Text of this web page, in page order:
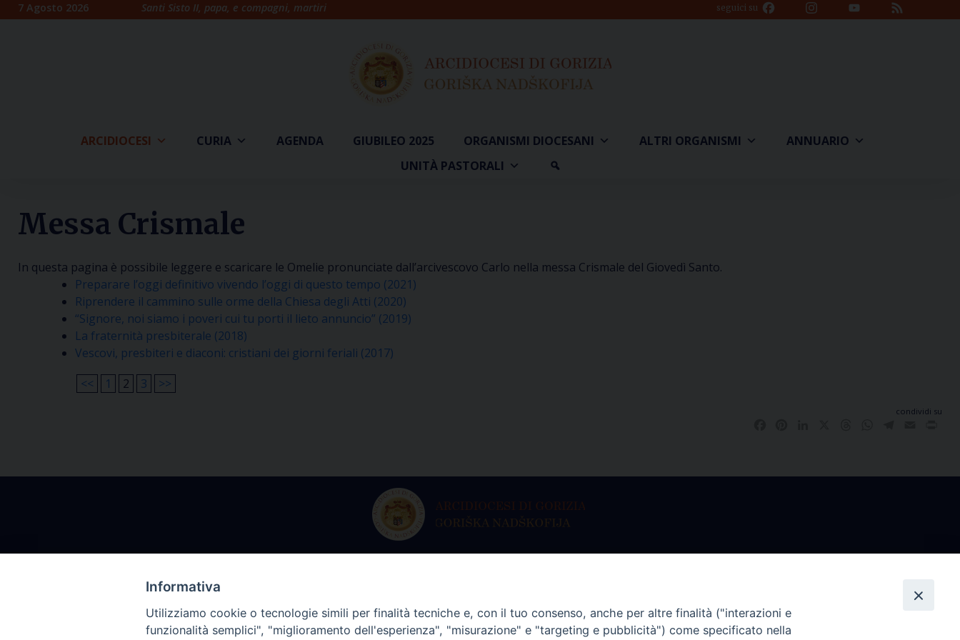
Skip7 Agosto 2026 Santi Sisto II, papa, e compagni, martiri seguici su Facebook InstagramYouTube
Channel
ARCIDIOCESI CURIA AGENDA GIUBILEO 2025 ORGANISMI DIOCESANI ALTRI ORGANISMI
ANNUARIO
UNITÀ PASTORALI
Messa Crismale
In questa pagina è possibile leggere e scaricare le Omelie pronunciate dall’arcivescovo Carlo nella messa Crismale del Giovedì Santo.
Preparare l’oggi definitivo vivendo l’oggi di questo tempo (2021)
Riprendere il cammino sulle orme della Chiesa degli Atti (2020)
“Signore, noi siamo i poveri cui tu porti il lieto annuncio” (2019)
La fraternità presbiterale (2018)
Vescovi, presbiteri e diaconi: cristiani dei giorni feriali (2017)
<<
1 2 3 >>
condividi su
Arcidiocesi Gorizia
Via Arcivescovado, 2
34170 Gorizia – Italia
Da martedì a venerdì
dalle 9.00 alle 13.00
Da lunedì a venerdì
dalle 9.00 alle 12.30
ucs@arcidiocesi.gorizia.it
Informativa
Utilizziamo cookie o tecnologie simili per finalità tecniche e, con il tuo consenso, anche per altre finalità ("interazioni e
funzionalità semplici", "miglioramento dell'esperienza", "misurazione" e "targeting e pubblicità") come specificato nella